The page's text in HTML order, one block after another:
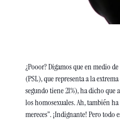
¿Pooor? Digamos que en medio
(PSL), que representa a la
segundo tiene 21%), ha dicho
los homosexuales. Ah, también
mereces”. ¡Indignante! Pero todo